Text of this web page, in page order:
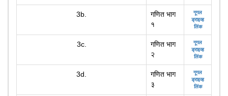
3b.
गणित भाग
१
गूगल
ड्राइव्ह
लिंक
3c.
गणित भाग
२
गूगल
ड्राइव्ह
लिंक
3d.
गणित भाग
३
गूगल
ड्राइव्ह
लिंक